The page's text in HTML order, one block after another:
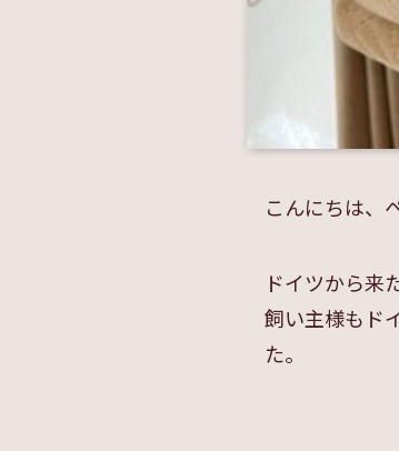
こんにちは、
ドイツから来
飼い主様もド
た。